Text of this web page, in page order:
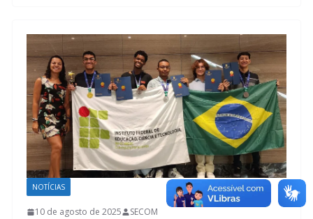
NOTÍCIAS
10 de agosto de 2025 SECOM